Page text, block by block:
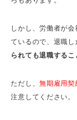
しかし、労働者が
ているので、退職
られても退職する
ただし、無期雇用契
注意してください。